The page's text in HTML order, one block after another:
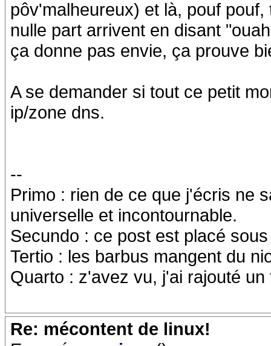
pôv'malheureux) et là, pouf
nulle part arrivent en disant
ça donne pas envie, ça prouve
A se demander si tout ce petit
ip/zone dns.
--
Primo : rien de ce que j'écris ne
universelle et incontournable.
Secundo : ce post est placé
Tertio : les barbus mangent du
Quarto : z'avez vu, j'ai rajouté un
Re: mécontent de linux!